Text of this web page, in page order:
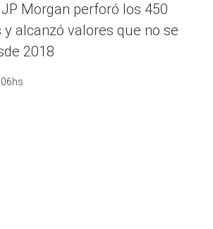
Morgan perforó los 450
alcanzó valores que no se
2018